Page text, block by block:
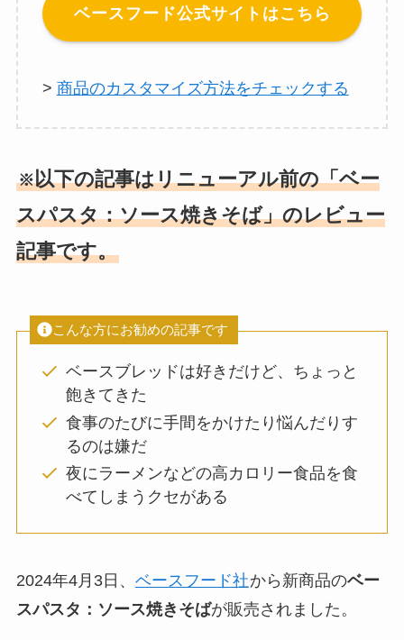
ベースフード公式サイトはこちら
> 商品のカスタマイズ方法をチェックする
※以下の記事はリニューアル前の「ベー
スパスタ：ソース焼きそば」のレビュー
記事です。
こんな方にお勧めの記事です
ベースブレッドは好きだけど、ちょっと
飽きてきた
食事のたびに手間をかけたり悩んだりす
るのは嫌だ
夜にラーメンなどの高カロリー食品を食
べてしまうクセがある
2024年4月3日、 ベースフード社から新商品のベー
スパスタ：ソース焼きそばが販売されました。